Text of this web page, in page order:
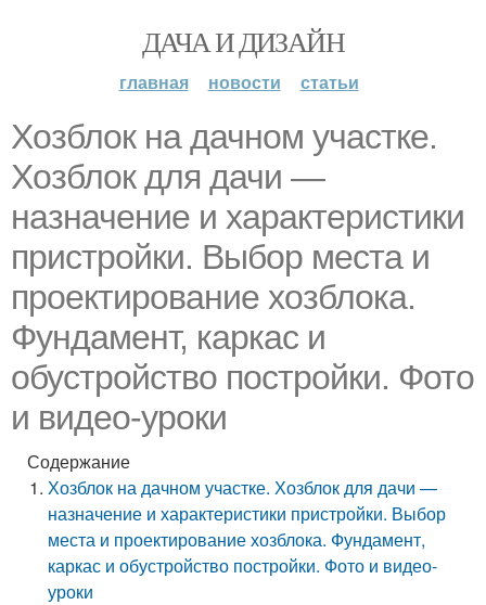
ДАЧА И ДИЗАЙН
главная новости статьи
Хозблок на дачном участке.
Хозблок для дачи —
назначение и характеристики
пристройки. Выбор места и
проектирование хозблока.
Фундамент, каркас и
обустройство постройки. Фото
и видео-уроки
Содержание
Хозблок на дачном участке. Хозблок для дачи —
назначение и характеристики пристройки. Выбор
места и проектирование хозблока. Фундамент,
каркас и обустройство постройки. Фото и видео-
уроки